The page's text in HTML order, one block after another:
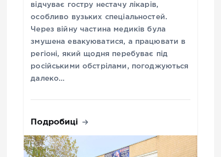
відчуває гостру нестачу лікарів,
особливо вузьких спеціальностей.
Через війну частина медиків була
змушена евакуюватися, а працювати в
регіоні, який щодня перебуває під
російськими обстрілами, погоджуються
далеко…
Подробиці